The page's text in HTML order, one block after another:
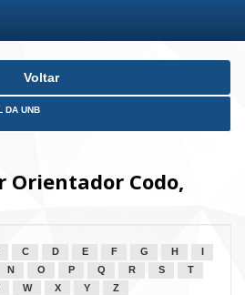
Voltar
DA UNB
Orientador Codo,
C D E F G H
N O P Q R S
T
W X Y Z